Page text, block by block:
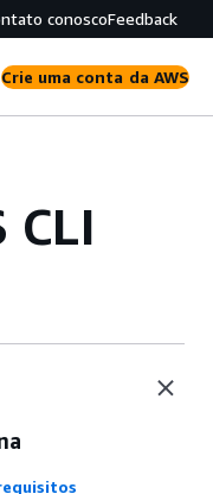
conoscoFeedback
Crie uma conta da AWS